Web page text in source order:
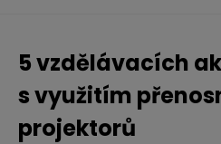
Vaření s&nbsp;dětmi
Výtvarná výchova
5 vzdělávacích
s využitím
projektorů